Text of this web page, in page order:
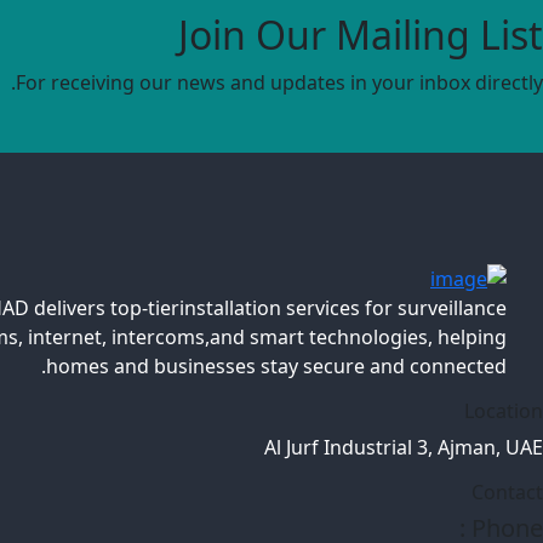
Join Our Mailing List
For receiving our news and updates in your inbox directly.
delivers top-tierinstallation services for surveillance
internet, intercoms,and smart technologies, helping
homes and businesses stay secure and connected.
Al Jurf Industrial 3, Ajman, UAE